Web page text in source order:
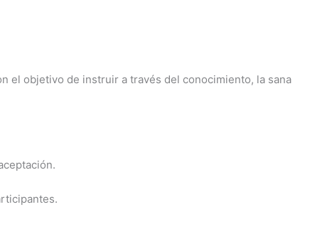
el objetivo de instruir a través del conocimiento, la sana